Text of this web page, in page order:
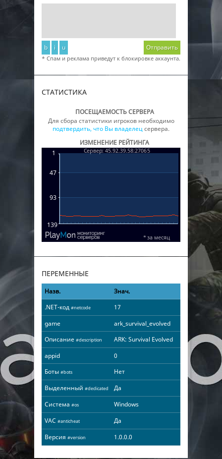
b i u Отправить
* Спам и реклама приведут к блокировке аккаунта.
СТАТИСТИКА
ПОСЕЩАЕМОСТЬ СЕРВЕРА
Для сбора статистики игроков необходимо
подтвердить, что Вы владелецсервера.
ИЗМЕНЕНИЕ РЕЙТИНГА
ПЕРЕМЕННЫЕ
Назв.
Знач.
.NET-код #netcode
17
game
ark_survival_evolved
Описание #description
ARK: Survival Evolved
appid
0
Боты #bots
Нет
Выделенный #dedicated
Да
Система #os
Windows
VAC #anticheat
Да
Версия #version 1.0.0.0